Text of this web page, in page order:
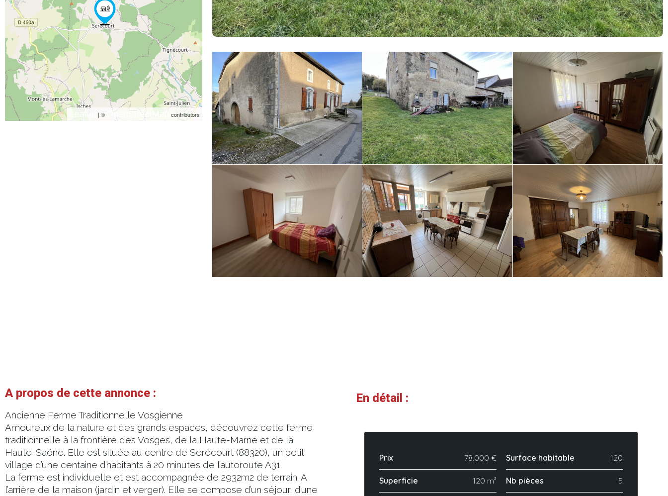
Leaflet | © OpenStreetMap contributors
A propos de cette annonce :
Ancienne Ferme Traditionnelle Vosgienne
Amoureux de la nature et des grands espaces, découvrez cette ferme
traditionnelle à la frontière des Vosges, de la Haute-Marne et de la
Haute-Saône. Elle est située au centre de Serécourt (88320), un petit
village d’une centaine d’habitants à 20 minutes de l’autoroute A31.
La ferme est individuelle et est accompagnée de 2932m2 de terrain. A
l’arrière de la maison (jardin et verger). Elle se compose d’un séjour, d’une
En détail :
Prix 78.000 €
Superficie 120 m²
Surface habitable 120
Nb pièces 5